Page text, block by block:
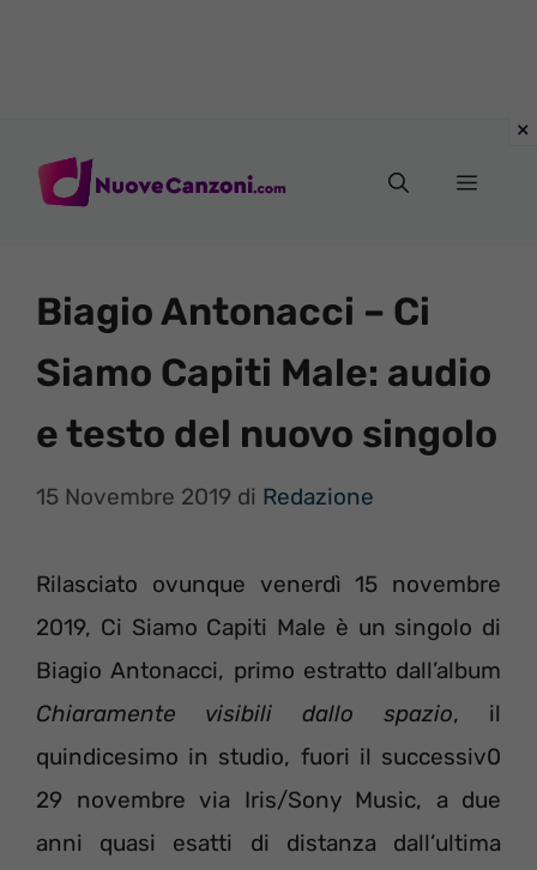
Menu
Biagio Antonacci – Ci
Siamo Capiti Male: audio
e testo del nuovo singolo
15 Novembre 2019 di Redazione
Rilasciato ovunque venerdì 15 novembre
2019, Ci Siamo Capiti Male è un singolo di
Biagio Antonacci, primo estratto dall’album
Chiaramente visibili dallo spazio, il
quindicesimo in studio, fuori il successiv0
29 novembre via Iris/Sony Music, a due
anni quasi esatti di distanza dall’ultima